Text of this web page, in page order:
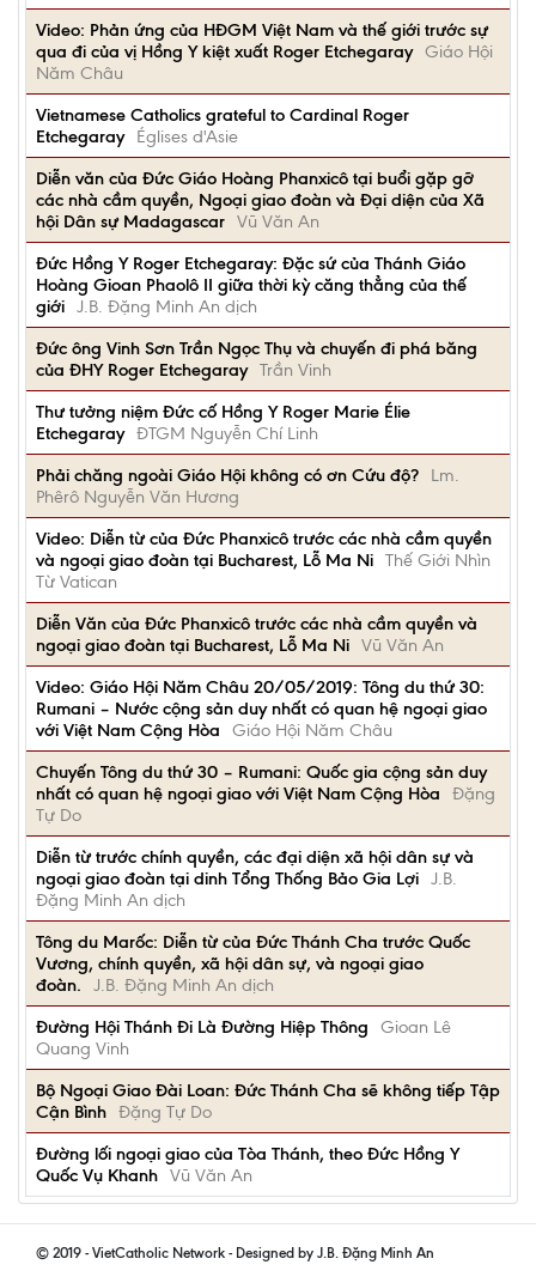
Video: Phản ứng của HĐGM Việt Nam và thế giới trước sự
qua đi của vị Hồng Y kiệt xuất Roger Etchegaray Giáo Hội
Năm Châu
Vietnamese Catholics grateful to Cardinal Roger
Etchegaray
Églises d'Asie
Diễn văn của Đức Giáo Hoàng Phanxicô tại buổi gặp gỡ
các nhà cầm quyền, Ngoại giao đoàn và Đại diện của Xã
hội Dân sự Madagascar Vũ Văn An
Đức Hồng Y Roger Etchegaray: Đặc sứ của Thánh Giáo
Hoàng Gioan Phaolô II giữa thời kỳ căng thẳng của thế
giới J.B. Đặng Minh An dịch
Đức ông Vinh Sơn Trần Ngọc Thụ và chuyến đi phá băng
của ĐHY Roger Etchegaray Trần Vinh
Thư tưởng niệm Đức cố Hồng Y Roger Marie Élie
Etchegaray ĐTGM Nguyễn Chí Linh
Phải chăng ngoài Giáo Hội không có ơn Cứu độ?
Lm.
Phêrô Nguyễn Văn Hương
Video: Diễn từ của Đức Phanxicô trước các nhà cầm quyền
và ngoại giao đoàn tại Bucharest, Lỗ Ma Ni Thế Giới Nhìn
Từ Vatican
Diễn Văn của Đức Phanxicô trước các nhà cầm quyền và
ngoại giao đoàn tại Bucharest, Lỗ Ma Ni Vũ Văn An
Video: Giáo Hội Năm Châu 20/05/2019: Tông du thứ 30:
Rumani – Nước cộng sản duy nhất có quan hệ ngoại giao
với Việt Nam Cộng Hòa
Giáo Hội Năm Châu
Chuyến Tông du thứ 30 – Rumani: Quốc gia cộng sản duy
nhất có quan hệ ngoại giao với Việt Nam Cộng Hòa
Đặng
Tự Do
Diễn từ trước chính quyền, các đại diện xã hội dân sự và
ngoại giao đoàn tại dinh Tổng Thống Bảo Gia Lợi J.B.
Đặng Minh An dịch
Tông du Marốc: Diễn từ của Đức Thánh Cha trước Quốc
Vương, chính quyền, xã hội dân sự, và ngoại giao
đoàn.
J.B. Đặng Minh An dịch
Đường Hội Thánh Đi Là Đường Hiệp Thông
Gioan Lê
Quang Vinh
Bộ Ngoại Giao Đài Loan: Đức Thánh Cha sẽ không tiếp Tập
Cận Bình Đặng Tự Do
Đường lối ngoại giao của Tòa Thánh, theo Đức Hồng Y
Quốc Vụ Khanh Vũ Văn An
© 2019 - VietCatholic Network - Designed by J.B. Đặng Minh An